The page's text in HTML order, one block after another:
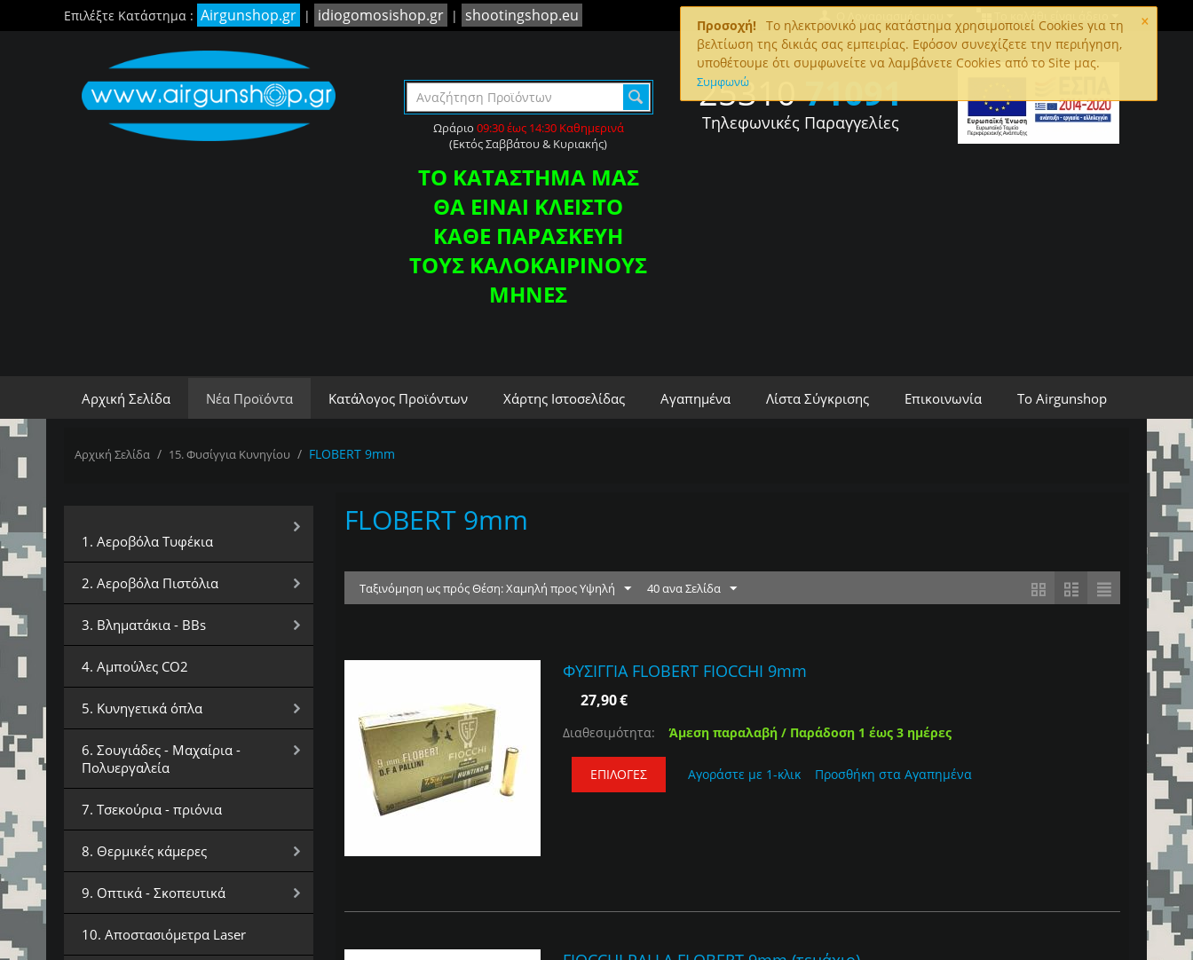
×
Προσοχή!
To ηλεκτρονικό μας κατάστημα χρησιμοποιεί Cookies για τη
βελτίωση της δικιάς σας εμπειρίας. Εφόσον συνεχίζετε την περιήγηση,
υποθέτουμε ότι συμφωνείτε να λαμβάνετε Cookies από το Site μας.
Συμφωνώ
Επιλέξτε Κατάστημα : Airgunshop.gr | idiogomosishop.gr | shootingshop.eu Το καλάθι είναι άδειο
Ο Λογαριασμός μου
Ωράριο 09:30 έως 14:30 Καθημερινά
(Εκτός Σαββάτου & Κυριακής)
ΤΟ ΚΑΤΑΣΤΗΜΑ ΜΑΣ
ΘΑ ΕΙΝΑΙ ΚΛΕΙΣΤΟ
ΚΑΘΕ ΠΑΡΑΣΚΕΥΗ
ΤΟΥΣ ΚΑΛΟΚΑΙΡΙΝΟΥΣ
ΜΗΝΕΣ
2531071091
Τηλεφωνικές Παραγγελίες
Αρχική Σελίδα Νέα Προϊόντα Κατάλογος Προϊόντων Χάρτης Ιστοσελίδας Αγαπημένα Λίστα Σύγκρισης Επικοινωνία Το Airgunshop
Αρχική Σελίδα / 15. Φυσίγγια Κυνηγίου / FLOBERT 9mm
1. Αεροβόλα Τυφέκια
2. Αεροβόλα Πιστόλια
3. Βληματάκια - BBs
4. Αμπούλες CO2
5. Κυνηγετικά όπλα
6. Σουγιάδες - Μαχαίρια -
Πολυεργαλεία
7. Τσεκούρια - πριόνια
8. Θερμικές κάμερες
9. Οπτικά - Σκοπευτικά
10. Αποστασιόμετρα Laser
FLOBERT 9mm
Ταξινόμηση ως πρός Θέση: Χαμηλή προς Υψηλή 40 ανα Σελίδα
ΦΥΣΙΓΓΙΑ FLOBERT FIOCCHI 9mm
27,90€
Διαθεσιμότητα: Άμεση παραλαβή / Παράδοση 1 έως 3 ημέρες
ΕΠΙΛΟΓΈΣ Αγοράστε με 1-κλικ Προσθήκη στα Αγαπημένα